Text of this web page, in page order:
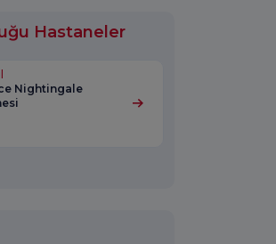
Hastaneler
Nightingale